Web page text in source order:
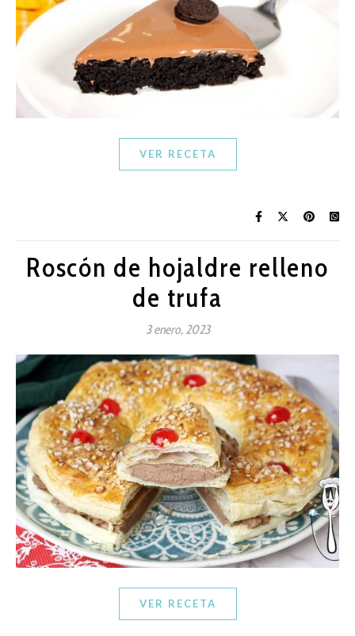
VER RECETA
Roscón de hojaldre relleno
de trufa
3 enero, 2023
VER RECETA